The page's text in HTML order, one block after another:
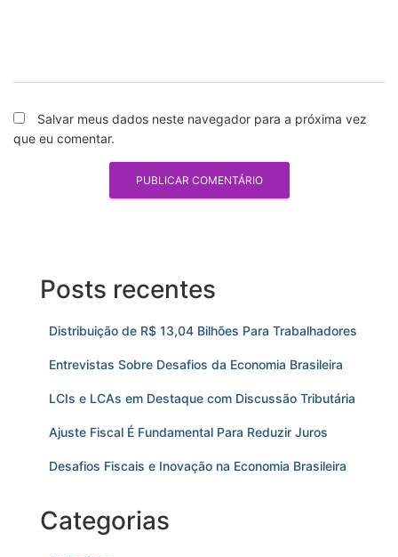
Salvar meus dados neste navegador para a próxima vez
que eu comentar.
Posts recentes
Distribuição de R$ 13,04 Bilhões Para Trabalhadores
Entrevistas Sobre Desafios da Economia Brasileira
LCIs e LCAs em Destaque com Discussão Tributária
Ajuste Fiscal É Fundamental Para Reduzir Juros
Desafios Fiscais e Inovação na Economia Brasileira
Categorias